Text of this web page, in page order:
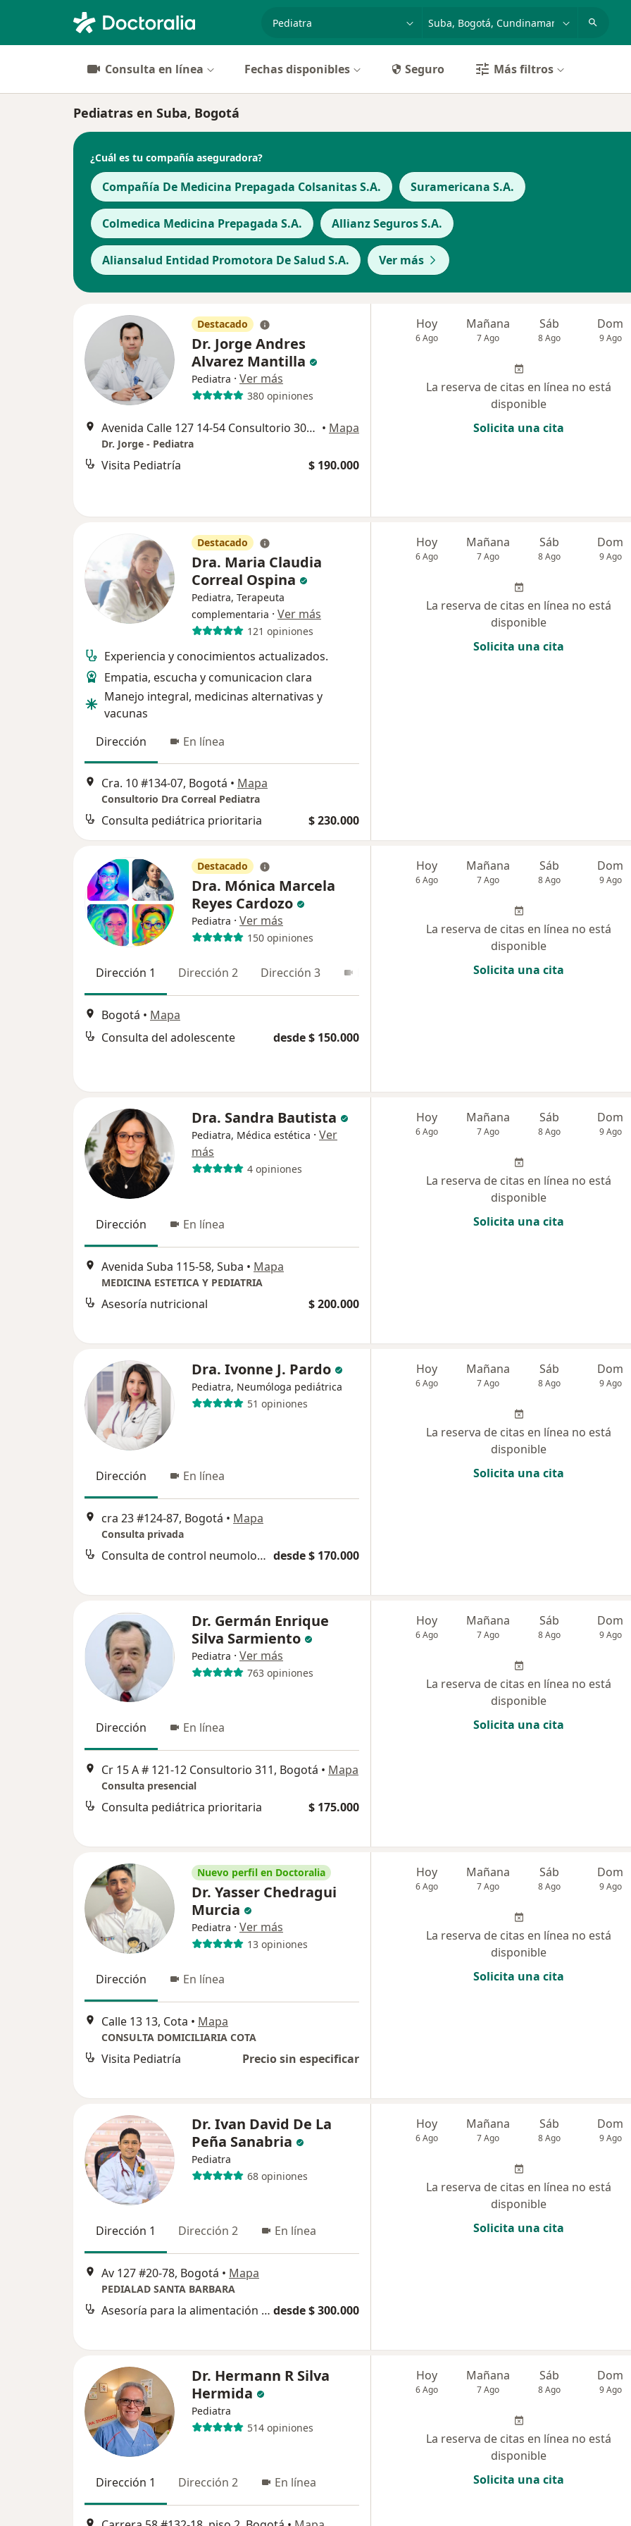
p. ej. Bogotá
Consulta en línea Fechas disponibles Seguro Más filtros
Pediatras en Suba, Bogotá
¿Cuál es tu compañía aseguradora?
Compañía De Medicina Prepagada Colsanitas S.A. Suramericana S.A.
Colmedica Medicina Prepagada S.A. Allianz Seguros S.A.
Aliansalud Entidad Promotora De Salud S.A. Ver más
Destacado
Dr. Jorge Andres
Alvarez Mantilla
Pediatra · Ver más
380 opiniones
Avenida Calle 127 14-54 Consultorio 305, Bogotá • Mapa
Dr. Jorge - Pediatra
Visita Pediatría $ 190.000
Hoy
6 Ago
Mañana
7 Ago
Sáb
8 Ago
Dom
9 Ago
La reserva de citas en línea no está
disponible
Solicita una cita
Destacado
Dra. Maria Claudia
Correal Ospina
Pediatra, Terapeuta
complementaria · Ver más
121 opiniones
Experiencia y conocimientos actualizados.
Empatia, escucha y comunicacion clara
Manejo integral, medicinas alternativas y
vacunas
Dirección
En línea
Cra. 10 #134-07, Bogotá • Mapa
Consultorio Dra Correal Pediatra
Consulta pediátrica prioritaria $ 230.000
Hoy
6 Ago
Mañana
7 Ago
Sáb
8 Ago
Dom
9 Ago
La reserva de citas en línea no está
disponible
Solicita una cita
Destacado
Dra. Mónica Marcela
Reyes Cardozo
Pediatra · Ver más
150 opiniones
Dirección 1 Dirección 2 Dirección 3
Bogotá • Mapa
Consulta del adolescente
desde $ 150.000
Hoy
6 Ago
Mañana
7 Ago
Sáb
8 Ago
Dom
9 Ago
La reserva de citas en línea no está
disponible
Solicita una cita
Dra. Sandra Bautista
Pediatra, Médica estética · Ver
más
4 opiniones
Dirección En línea
Avenida Suba 115-58, Suba • Mapa
MEDICINA ESTETICA Y PEDIATRIA
Asesoría nutricional $ 200.000
Hoy
6 Ago
Mañana
7 Ago
Sáb
8 Ago
Dom
9 Ago
La reserva de citas en línea no está
disponible
Solicita una cita
Dra. Ivonne J. Pardo
Pediatra, Neumóloga pediátrica
51 opiniones
Dirección En línea
cra 23 #124-87, Bogotá • Mapa
Consulta privada
Consulta de control neumología pediátrica desde $ 170.000
Hoy
6 Ago
Mañana
7 Ago
Sáb
8 Ago
Dom
9 Ago
La reserva de citas en línea no está
disponible
Solicita una cita
Dr. Germán Enrique
Silva Sarmiento
Pediatra · Ver más
763 opiniones
Dirección En línea
Cr 15 A # 121-12 Consultorio 311, Bogotá • Mapa
Consulta presencial
Consulta pediátrica prioritaria $ 175.000
Hoy
6 Ago
Mañana
7 Ago
Sáb
8 Ago
Dom
9 Ago
La reserva de citas en línea no está
disponible
Solicita una cita
Nuevo perfil en Doctoralia
Dr. Yasser Chedragui
Murcia
Pediatra · Ver más
13 opiniones
Dirección En línea
Calle 13 13, Cota • Mapa
CONSULTA DOMICILIARIA COTA
Visita Pediatría Precio sin especificar
Hoy
6 Ago
Mañana
7 Ago
Sáb
8 Ago
Dom
9 Ago
La reserva de citas en línea no está
disponible
Solicita una cita
Dr. Ivan David De La
Peña Sanabria
Pediatra
68 opiniones
Dirección 1 Dirección 2 En línea
Av 127 #20-78, Bogotá • Mapa
PEDIALAD SANTA BARBARA
Asesoría para la alimentación complementaria desde $ 300.000
Hoy
6 Ago
Mañana
7 Ago
Sáb
8 Ago
Dom
9 Ago
La reserva de citas en línea no está
disponible
Solicita una cita
Dr. Hermann R Silva
Hermida
Pediatra
514 opiniones
Dirección 1 Dirección 2 En línea
Hoy
6 Ago
Mañana
7 Ago
Sáb
8 Ago
Dom
9 Ago
La reserva de citas en línea no está
disponible
Solicita una cita